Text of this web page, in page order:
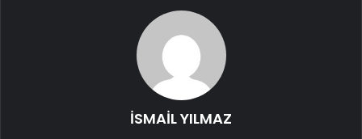
İSMAİL YILMAZ